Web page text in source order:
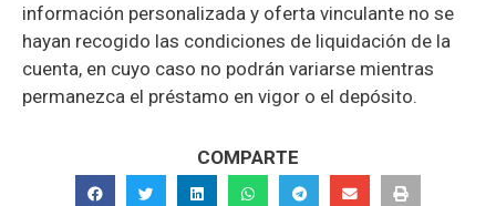
información personalizada y oferta vinculante no se
hayan recogido las condiciones de liquidación de la
cuenta, en cuyo caso no podrán variarse mientras
permanezca el préstamo en vigor o el depósito.
COMPARTE